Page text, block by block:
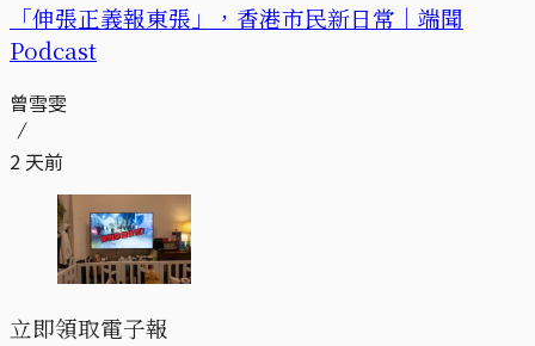
「伸張正義報東張」，香港市民新日常｜端聞
Podcast
曾雪雯
2 天前
立即領取電子報